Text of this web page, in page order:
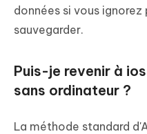
données si vous
sauvegarder.
Puis-je revenir à
sans ordinateur ?
La méthode standard